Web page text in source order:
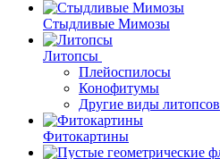
Стыдливые Мимозы
Литопсы
Плейоспилосы
Конофитумы
Другие виды литопсов
Фитокартины